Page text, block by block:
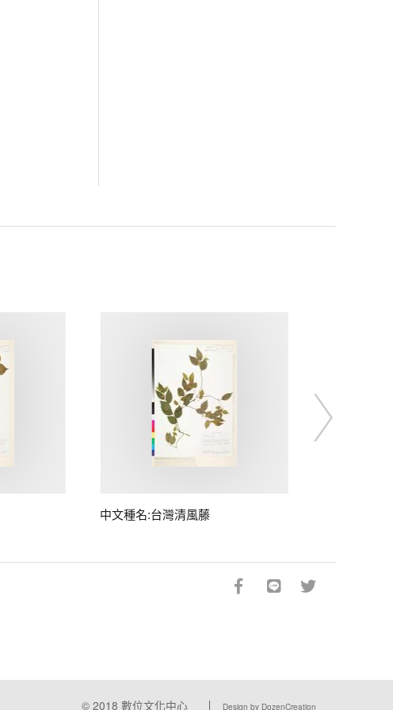
中文種名:台灣清風藤
© 2018 數位文化中心 Design by DozenCreation